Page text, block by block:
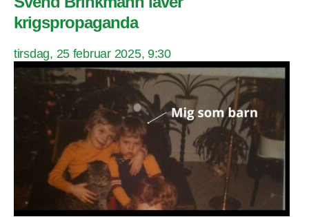
krigspropaganda
tirsdag, 25 februar 2025, 9:30